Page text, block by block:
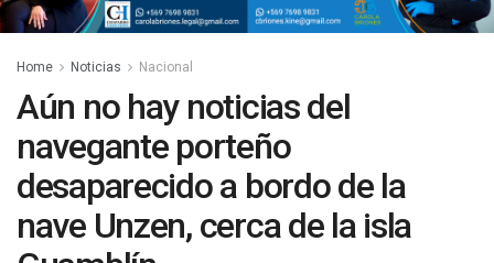
Home Noticias Nacional
Aún no hay noticias del
navegante porteño
desaparecido a bordo de la
nave Unzen, cerca de la isla